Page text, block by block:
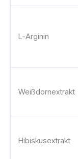
L-Arginin
Weißdornextrakt
Hibiskusextrakt